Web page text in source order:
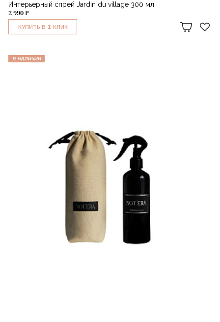
Интерьерный спрей Jardin du village 300 мл
2 990 ₽
КУПИТЬ В 1 КЛИК
в наличии